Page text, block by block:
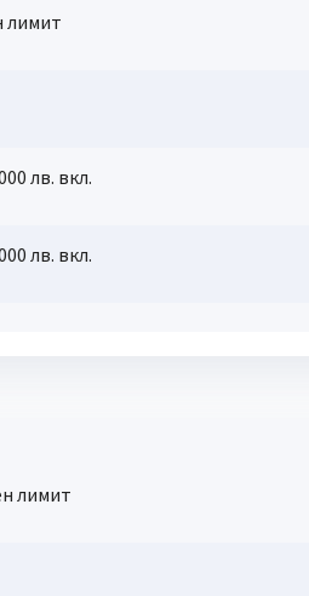
лимит
лв. вкл.
лв. вкл.
лимит